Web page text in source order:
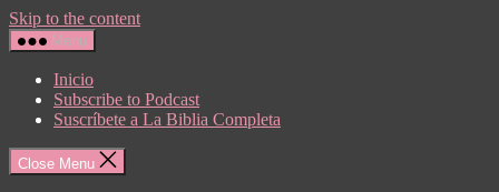
Skip to the content
Menu
Inicio
Subscribe to Podcast
Suscríbete a La Biblia Completa
Close Menu